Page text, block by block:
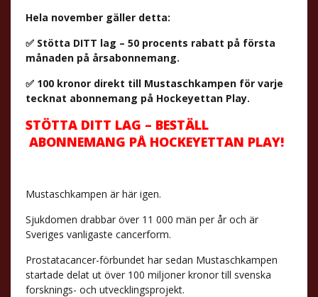
Hela november gäller detta:
✅ Stötta DITT lag – 50 procents rabatt på första
månaden på årsabonnemang.
✅ 100 kronor direkt till Mustaschkampen för varje
tecknat abonnemang på Hockeyettan Play.
STÖTTA DITT LAG – BESTÄLL
ABONNEMANG PÅ HOCKEYETTAN PLAY!
Mustaschkampen är här igen.
Sjukdomen drabbar över 11 000 män per år och är
Sveriges vanligaste cancerform.
Prostatacancer-förbundet har sedan Mustaschkampen
startade delat ut över 100 miljoner kronor till svenska
forsknings- och utvecklingsprojekt.